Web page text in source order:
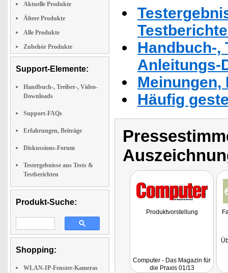
Aktuelle Produkte
Ältere Produkte
Alle Produkte
Zubehör Produkte
Support-Elemente:
Handbuch-, Treiber-, Video-
Downloads
Support-FAQs
Erfahrungen, Beiträge
Diskussions-Forum
Testergebnisse aus Tests &
Testberichten
Produkt-Suche:
Shopping:
WLAN-IP-Fenster-Kameras
Handbuch-,
Anleitungs-
Häufig
Produktvorstellung
Computer - Das Magazin für
die Praxis 01/13